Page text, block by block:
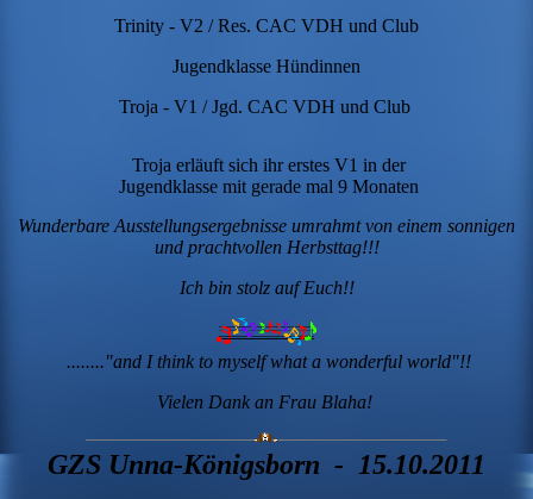
Trinity - V2 / Res. CAC VDH und Club
Jugendklasse Hündinnen
Troja - V1 / Jgd. CAC VDH und Club
Troja erläuft sich ihr erstes V1 in der
Jugendklasse mit gerade mal 9 Monaten
Wunderbare Ausstellungsergebnisse umrahmt von einem sonnigen
und prachtvollen Herbsttag!!!
Ich bin stolz auf Euch!!
........"and I think to myself what a wonderful world"!!
Vielen Dank an Frau Blaha!
GZS Unna-Königsborn - 15.10.2011